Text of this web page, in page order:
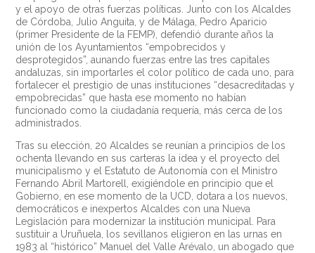
y el apoyo de otras fuerzas políticas. Junto con los Alcaldes
de Córdoba, Julio Anguita, y de Málaga, Pedro Aparicio
(primer Presidente de la FEMP), defendió durante años la
unión de los Ayuntamientos “empobrecidos y
desprotegidos”, aunando fuerzas entre las tres capitales
andaluzas, sin importarles el color político de cada uno, para
fortalecer el prestigio de unas instituciones “desacreditadas y
empobrecidas” que hasta ese momento no habían
funcionado como la ciudadanía requería, más cerca de los
administrados.
Tras su elección, 20 Alcaldes se reunían a principios de los
ochenta llevando en sus carteras la idea y el proyecto del
municipalismo y el Estatuto de Autonomía con el Ministro
Fernando Abril Martorell, exigiéndole en principio que el
Gobierno, en ese momento de la UCD, dotara a los nuevos,
democráticos e inexpertos Alcaldes con una Nueva
Legislación para modernizar la institución municipal. Para
sustituir a Uruñuela, los sevillanos eligieron en las urnas en
1983 al “histórico” Manuel del Valle Arévalo, un abogado que